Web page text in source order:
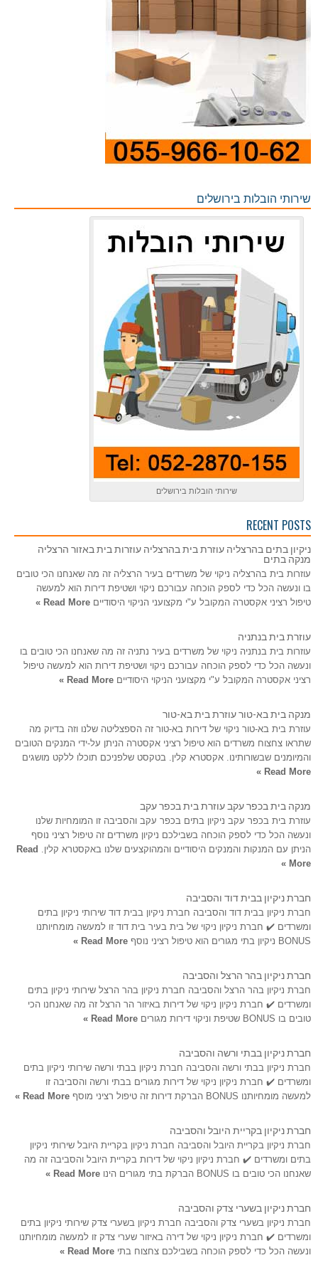
שירותי הובלות בירושלים
שירותי הובלות בירושלים
RECENT POSTS
ניקיון בתים בהרצליה עוזרת בית בהרצליה עוזרות בית באזור הרצליה
מנקה בתים
עוזרות בית בהרצליה ניקוי של משרדים בעיר הרצליה זה מה שאנחנו הכי טובים
בו ונעשה הכל כדי לספק הוכחה עבורכם ניקוי ושטיפת דירות הוא למעשה
טיפול רציני אקסטרה המקובל ע"י מקצועני הניקוי היסודיים Read More »
עוזרת בית בנתניה
עוזרות בית בנתניה ניקוי של משרדים בעיר נתניה זה מה שאנחנו הכי טובים בו
ונעשה הכל כדי לספק הוכחה עבורכם ניקוי ושטיפת דירות הוא למעשה טיפול
רציני אקסטרה המקובל ע"י מקצועני הניקוי היסודיים Read More »
מנקה בית בא-טור עוזרת בית בא-טור
עוזרת בית בא-טור ניקוי של דירות בא-טור זה הספצליטה שלנו וזה בדיוק מה
שתראו צחצוח משרדים הוא טיפול רציני אקסטרה הניתן על-ידי המנקים הטובים
והמיומנים שבשורותינו. אקסטרא קלין. בטקסט שלפניכם תוכלו ללקט מושגים
Read More »
מנקה בית בכפר עקב עוזרת בית בכפר עקב
עוזרת בית בכפר עקב ניקיון בתים בכפר עקב והסביבה זו המומחיות שלנו
ונעשה הכל כדי לספק הוכחה בשבילכם ניקיון משרדים זה טיפול רציני נוסף
הניתן עם המנקות והמנקים היסודיים והמהוקצעים שלנו באקסטרא קלין. Read
More »
חברת ניקיון בבית דוד והסביבה
חברת ניקיון בבית דוד והסביבה חברת ניקיון בבית דוד שירותי ניקיון בתים
ומשרדים ✔️ חברת ניקיון ניקוי של בית בעיר בית דוד זו למעשה מומחיותנו
BONUS ניקיון בתי מגורים הוא טיפול רציני נוסף
Read More »
חברת ניקיון בהר הרצל והסביבה
חברת ניקיון בהר הרצל והסביבה חברת ניקיון בהר הרצל שירותי ניקיון בתים
ומשרדים ✔️ חברת ניקיון ניקוי של דירות באיזור הר הרצל זה מה שאנחנו הכי
טובים בו BONUS שטיפת וניקוי דירות מגורים
Read More »
חברת ניקיון בבתי ורשה והסביבה
חברת ניקיון בבתי ורשה והסביבה חברת ניקיון בבתי ורשה שירותי ניקיון בתים
ומשרדים ✔️ חברת ניקיון ניקוי של דירות מגורים בבתי ורשה והסביבה זו
למעשה מומחיותנו BONUS הברקת דירות זה טיפול רציני מוסף
Read More »
חברת ניקיון בקריית היובל והסביבה
חברת ניקיון בקריית היובל והסביבה חברת ניקיון בקריית היובל שירותי ניקיון
בתים ומשרדים ✔️ חברת ניקיון ניקוי של דירות בקריית היובל והסביבה זה מה
שאנחנו הכי טובים בו BONUS הברקת בתי מגורים הינו
Read More »
חברת ניקיון בשערי צדק והסביבה
חברת ניקיון בשערי צדק והסביבה חברת ניקיון בשערי צדק שירותי ניקיון בתים
ומשרדים ✔️ חברת ניקיון ניקוי של דירה באיזור שערי צדק זו למעשה מומחיותנו
ונעשה הכל כדי לספק הוכחה בשבילכם צחצוח בתי Read More »